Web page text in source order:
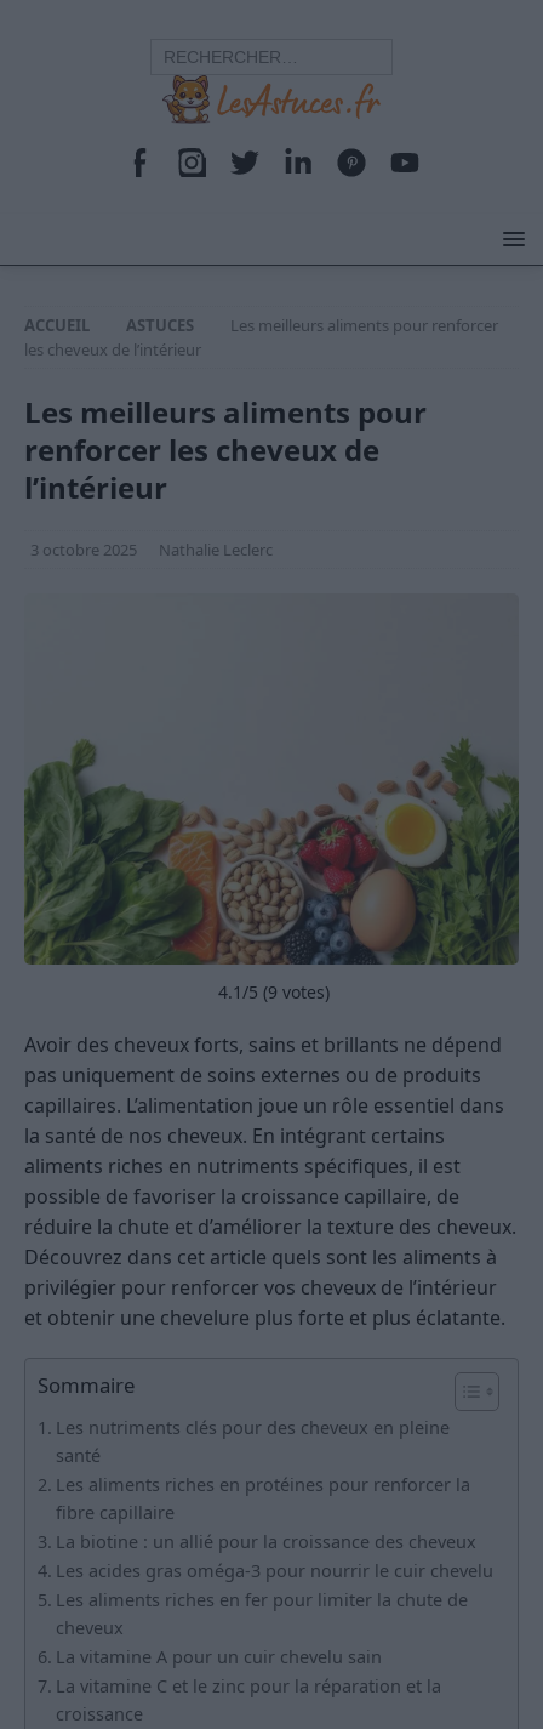
ACCUEIL ASTUCES
Les meilleurs aliments pour renforcer
les cheveux de l’intérieur
Les meilleurs aliments pour
renforcer les cheveux de
l’intérieur
3 octobre 2025 Nathalie Leclerc
4.1/5 (9 votes)
Avoir des cheveux forts, sains et brillants ne dépend
pas uniquement de soins externes ou de produits
capillaires. L’alimentation joue un rôle essentiel dans
la santé de nos cheveux. En intégrant certains
aliments riches en nutriments spécifiques, il est
possible de favoriser la croissance capillaire, de
réduire la chute et d’améliorer la texture des cheveux.
Découvrez dans cet article quels sont les aliments à
privilégier pour renforcer vos cheveux de l’intérieur
et obtenir une chevelure plus forte et plus éclatante.
Sommaire
Les nutriments clés pour des cheveux en pleine
santé
Les aliments riches en protéines pour renforcer la
fibre capillaire
La biotine : un allié pour la croissance des cheveux
Les acides gras oméga-3 pour nourrir le cuir chevelu
Les aliments riches en fer pour limiter la chute de
cheveux
La vitamine A pour un cuir chevelu sain
La vitamine C et le zinc pour la réparation et la
croissance